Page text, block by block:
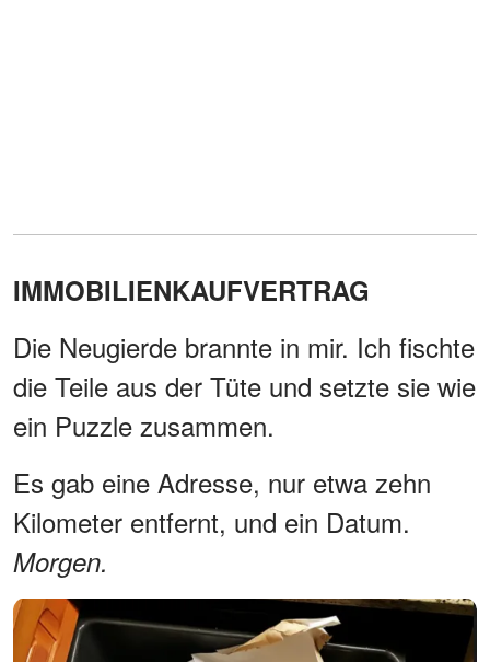
IMMOBILIENKAUFVERTRAG
Die Neugierde brannte in mir. Ich fischte
die Teile aus der Tüte und setzte sie wie
ein Puzzle zusammen.
Es gab eine Adresse, nur etwa zehn
Kilometer entfernt, und ein Datum.
Morgen.